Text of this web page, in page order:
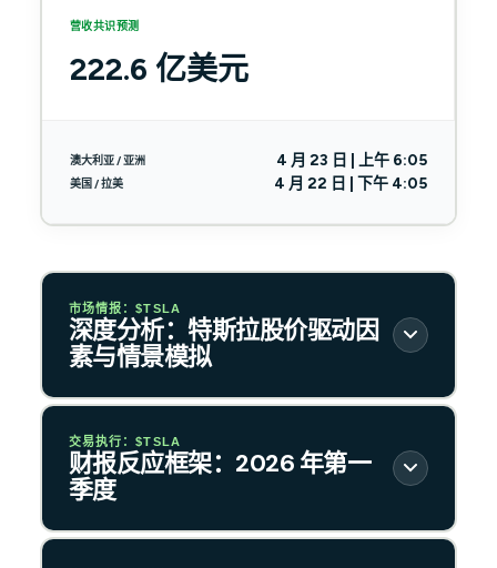
营收共识预测
222.6 亿美元
澳大利亚 / 亚洲 4 月 23 日 | 上午 6:05
美国 / 拉美 4 月 22 日 | 下午 4:05
市场情报：$TSLA
深度分析：特斯拉股价驱动因
素与情景模拟
交易执行：$TSLA
财报反应框架：2026 年第一
季度